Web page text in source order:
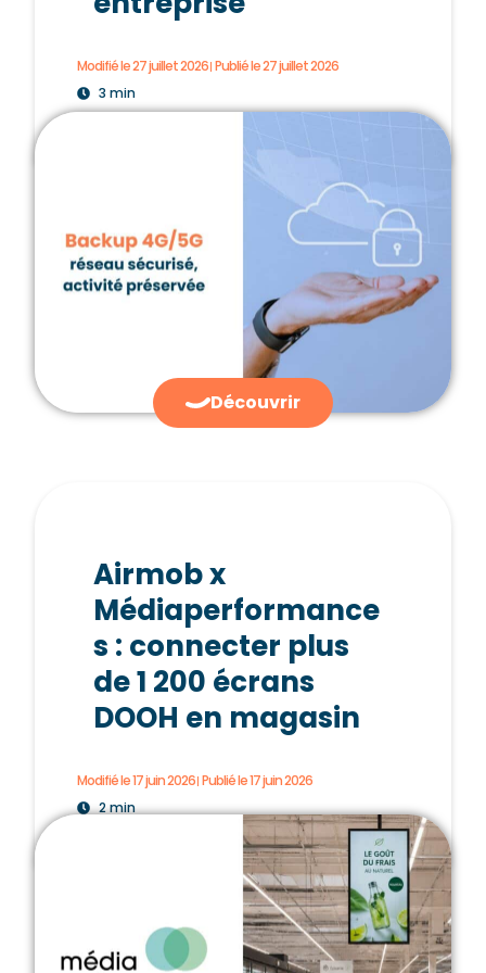
Modifié le 27 juillet 2026 Publié le27 juillet 2026
3 min
Découvrir
Airmob x
Médiaperformance
s : connecter plus
de 1 200 écrans
DOOH en magasin
Modifié le 17 juin 2026 Publié le17 juin 2026
2 min